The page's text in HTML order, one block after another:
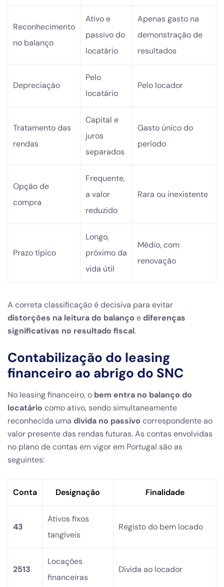
Reconhecimento
no balanço
Ativo e
passivo do
locatário
Apenas gasto na
demonstração de
resultados
Depreciação
Pelo
locatário
Pelo locador
Tratamento das
rendas
Capital e
juros
separados
Gasto único do
período
Opção de
compra
Frequente,
a valor
reduzido
Rara ou inexistente
Prazo típico
Longo,
próximo da
vida útil
Médio, com
renovação
A correta classificação é decisiva para evitar
distorções na leitura do balanço e diferenças
significativas no resultado fiscal.
Contabilização do leasing
financeiro ao abrigo do SNC
No leasing financeiro, o bem entra no balanço do
locatário como ativo, sendo simultaneamente
reconhecida uma dívida no passivo correspondente ao
valor presente das rendas futuras. As contas envolvidas
no plano de contas em vigor em Portugal são as
seguintes:
Conta Designação Finalidade
43
Ativos fixos
tangíveis
Registo do bem locado
2513
Locações
financeiras
Dívida ao locador